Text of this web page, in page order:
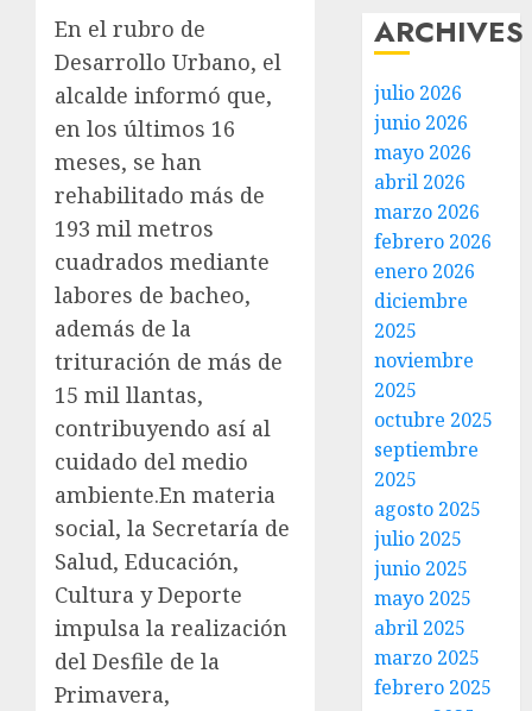
En el rubro de
Desarrollo Urbano, el
alcalde informó que,
en los últimos 16
meses, se han
rehabilitado más de
193 mil metros
cuadrados mediante
labores de bacheo,
además de la
trituración de más de
15 mil llantas,
contribuyendo así al
cuidado del medio
ambiente.En materia
social, la Secretaría de
Salud, Educación,
Cultura y Deporte
impulsa la realización
del Desfile de la
Primavera,
ARCHIVES
julio 2026
junio 2026
mayo 2026
abril 2026
marzo 2026
febrero 2026
enero 2026
diciembre
2025
noviembre
2025
octubre 2025
septiembre
2025
agosto 2025
julio 2025
junio 2025
mayo 2025
abril 2025
marzo 2025
febrero 2025